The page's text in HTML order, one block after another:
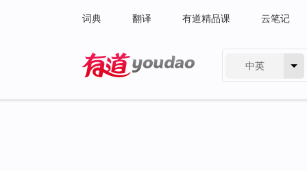
词典 翻译 有道精品课 云笔记
中英